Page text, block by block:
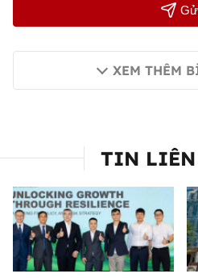
XEM THÊM
TIN LIÊN